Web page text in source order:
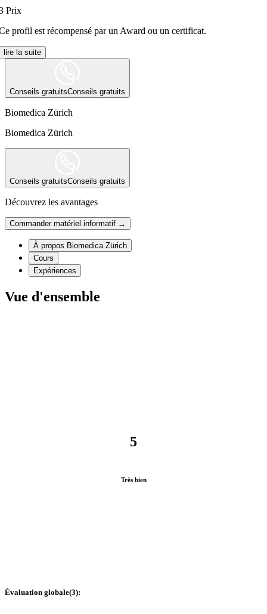
Prix
profil est récompensé par un Award ou un certificat.
lire la suite
Conseils gratuitsConseils gratuits
Biomedica Zürich
Biomedica Zürich
Conseils gratuitsConseils gratuits
Découvrez les avantages
Commander matériel informatif →
À propos Biomedica Zürich
Cours
Expériences
Vue d'ensemble
5
Très bien
Évaluation globale(3):